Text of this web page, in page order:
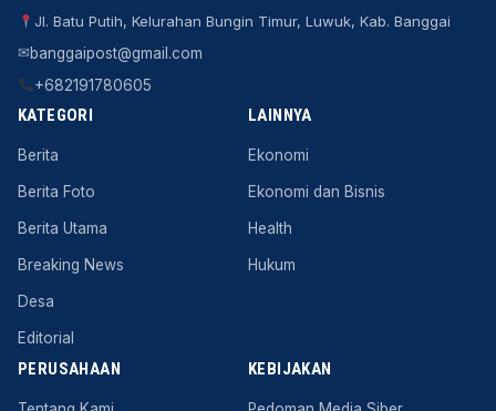
Jl. Batu Putih, Kelurahan Bungin Timur, Luwuk, Kab. Banggai
✉banggaipost@gmail.com
+682191780605
KATEGORI
Berita
Berita Foto
Berita Utama
Breaking News
Desa
Editorial
LAINNYA
Ekonomi
Ekonomi dan Bisnis
Health
Hukum
PERUSAHAAN KEBIJAKAN